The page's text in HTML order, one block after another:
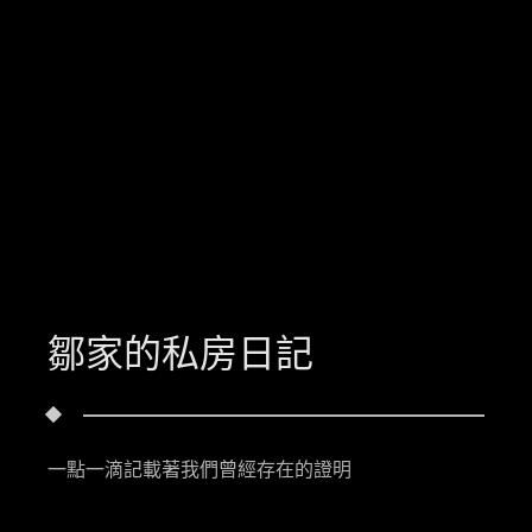
鄒家的私房日記
一點一滴記載著我們曾經存在的證明